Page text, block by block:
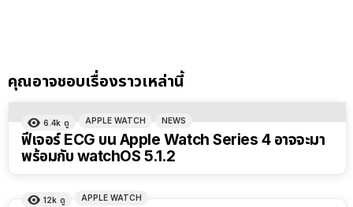
คุณอาจชอบเรื่องราวเหล่านี้
6.4k ดู APPLE WATCH NEWS
ฟีเจอร์ ECG บน Apple Watch Series 4 อาจจะมา
พร้อมกับ watchOS 5.1.2
12k ดู APPLE WATCH